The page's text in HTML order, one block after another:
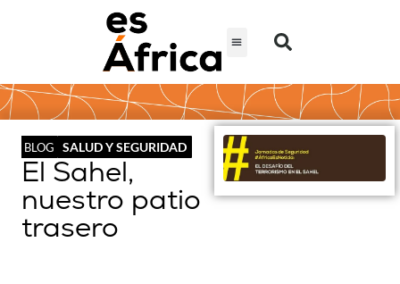
BLOG SALUD Y SEGURIDAD
El Sahel,
nuestro patio
trasero